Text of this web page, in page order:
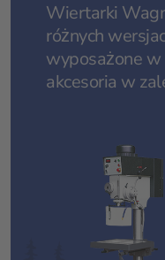
Wiertarki
różnych
wyposażone w
akcesoria w